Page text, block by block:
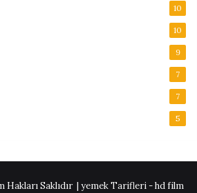
10
10
9
7
7
5
Hakları Saklıdır | yemek Tarifleri -hd film